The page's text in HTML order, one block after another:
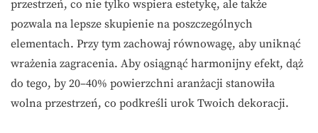
przestrzeń, co nie tylko wspiera estetykę, ale także
pozwala na lepsze skupienie na poszczególnych
elementach. Przy tym zachowaj równowagę, aby uniknąć
wrażenia zagracenia. Aby osiągnąć harmonijny efekt, dąż
do tego, by 20–40% powierzchni aranżacji stanowiła
wolna przestrzeń, co podkreśli urok Twoich dekoracji.